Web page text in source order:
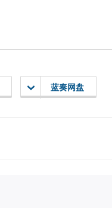
蓝奏网盘